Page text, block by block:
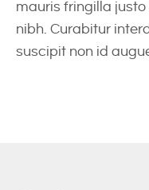
mauris fringilla
nibh. Curabitur
suscipit non id